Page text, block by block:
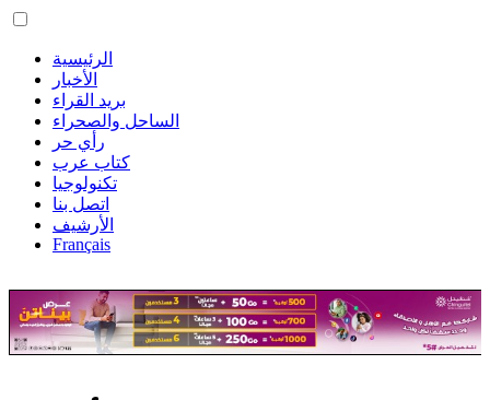
الرئيسية
الأخبار
بريد القراء
الساحل والصحراء
رأي حر
كتاب عرب
تكنولوجيا
اتصل بنا
الأرشيف
Français